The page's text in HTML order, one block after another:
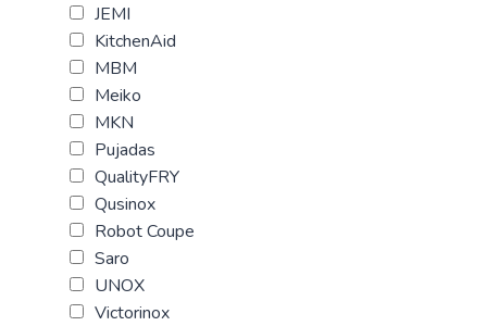
JEMI
KitchenAid
MBM
Meiko
MKN
Pujadas
QualityFRY
Qusinox
Robot Coupe
Saro
UNOX
Victorinox